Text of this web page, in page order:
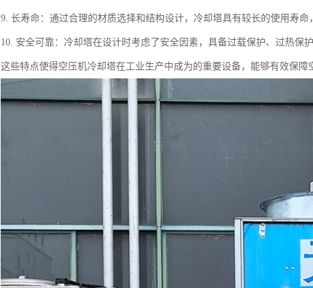
9. 长寿命：通过合理的材质选择和结构设计，冷却塔具有较长的使用寿命
10. 安全可靠：冷却塔在设计时考虑了安全因素，具备过载保护、过热保
这些特点使得空压机冷却塔在工业生产中成为的重要设备，能够有效保障